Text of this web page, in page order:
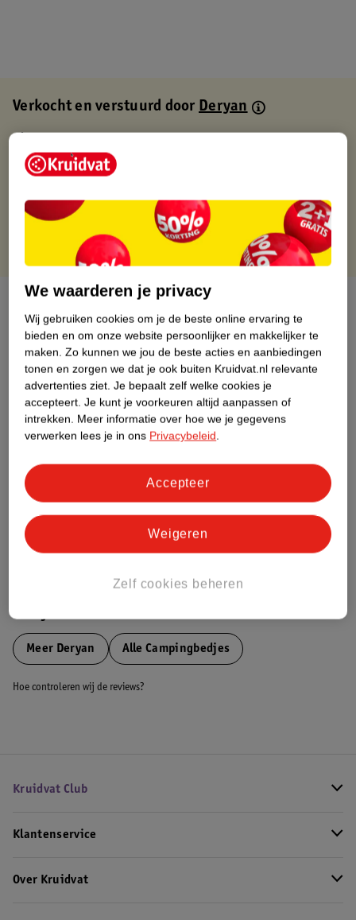
Verkocht en verstuurd doorDeryan
Gratis thuisbezorgd
Gratis retourneren via verkooppartner.
Gratis punten met je Kruidvat kaart
Over dit product
Productinformatie
Etiketinformatie
Nature Impact Score
Meer informatie
Bestel & Bezorginformatie
Bekijk ook
Meer Deryan Alle Campingbedjes
Hoe controleren wij de reviews?
Kruidvat Club
Klantenservice
Over Kruidvat
We waarderen je privacy
Wij gebruiken cookies om je de beste online ervaring te
bieden en om onze website persoonlijker en makkelijker te
maken. Zo kunnen we jou de beste acties en aanbiedingen
tonen en zorgen we dat je ook buiten Kruidvat.nl relevante
advertenties ziet. Je bepaalt zelf welke cookies je
accepteert. Je kunt je voorkeuren altijd aanpassen of
intrekken. Meer informatie over hoe we je gegevens
verwerken lees je in ons Privacybeleid.
Zelf cookies beheren
Weigeren
Accepteer